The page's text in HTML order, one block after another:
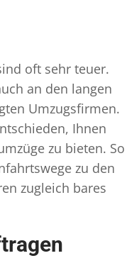
oft sehr teuer.
an den langen
Umzugsfirmen.
Ihnen
zu bieten. So
zu den
zugleich bares